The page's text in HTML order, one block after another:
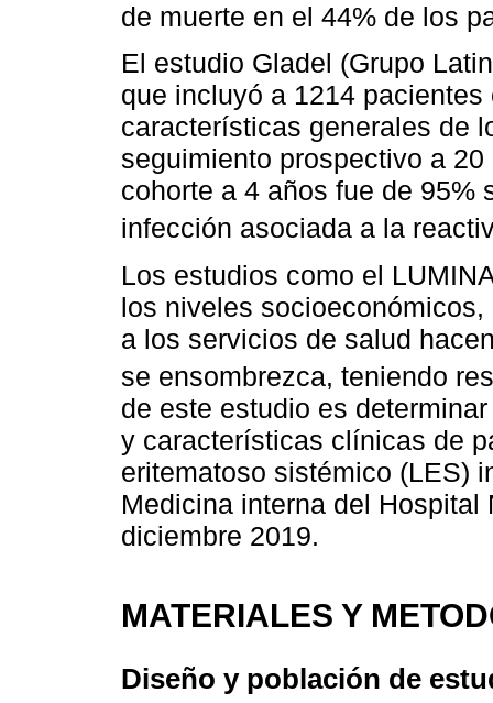
de muerte en el 44% de los
El estudio Gladel (Grupo
que incluyó a 1214
características generales de
seguimiento prospectivo a
cohorte a 4 años fue de 95%
infección asociada a la
Los estudios como el
los niveles
a los servicios de salud
se ensombrezca, teniendo
de este estudio es
y características clínicas de
eritematoso sistémico (LES)
Medicina interna del
diciembre 2019.
MATERIALES Y
Diseño y población de